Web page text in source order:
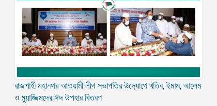
রাজশাহী মহানগর আওয়ামী লীগ সভাপতির উদ্যোগে খতিব, ইমাম, আলেম
ও মুয়াজ্জিমদের ঈদ উপহার বিতরণ